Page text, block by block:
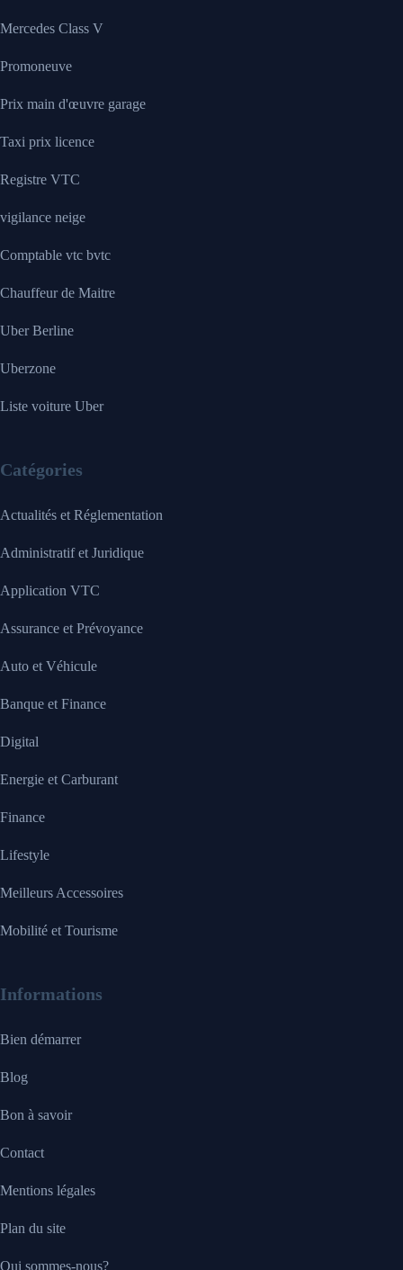
Mercedes Class V
Promoneuve
Prix main d'œuvre garage
Taxi prix licence
Registre VTC
vigilance neige
Comptable vtc bvtc
Chauffeur de Maitre
Uber Berline
Uberzone
Liste voiture Uber
Catégories
Actualités et Réglementation
Administratif et Juridique
Application VTC
Assurance et Prévoyance
Auto et Véhicule
Banque et Finance
Digital
Energie et Carburant
Finance
Lifestyle
Meilleurs Accessoires
Mobilité et Tourisme
Informations
Bien démarrer
Blog
Bon à savoir
Contact
Mentions légales
Plan du site
Qui sommes-nous?